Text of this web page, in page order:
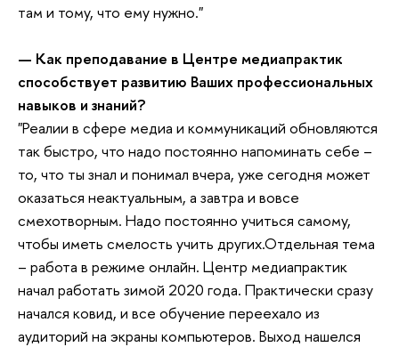
там и тому, что ему нужно."
— Как преподавание в Центре медиапрактик
способствует развитию Ваших профессиональных
навыков и знаний?
"Реалии в сфере медиа и коммуникаций обновляются
так быстро, что надо постоянно напоминать себе –
то, что ты знал и понимал вчера, уже сегодня может
оказаться неактуальным, а завтра и вовсе
смехотворным. Надо постоянно учиться самому,
чтобы иметь смелость учить других.Отдельная тема
– работа в режиме онлайн. Центр медиапрактик
начал работать зимой 2020 года. Практически сразу
начался ковид, и все обучение переехало из
аудиторий на экраны компьютеров. Выход нашелся